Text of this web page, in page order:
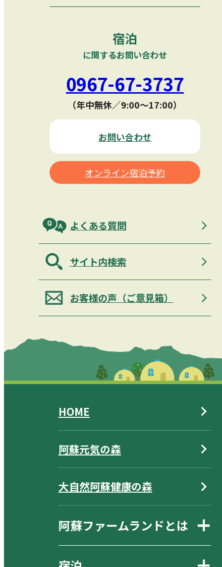
宿泊
に関するお問い合わせ
0967-67-3737
（年中無休／9:00〜17:00）
お問い合わせ
オンライン宿泊予約
よくある質問
サイト内検索
お客様の声（ご意見箱）
HOME
阿蘇元気の森
大自然阿蘇健康の森
阿蘇ファームランドとは